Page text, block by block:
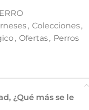
, Colecciones,
, Ofertas, Perros
¿Qué más se le